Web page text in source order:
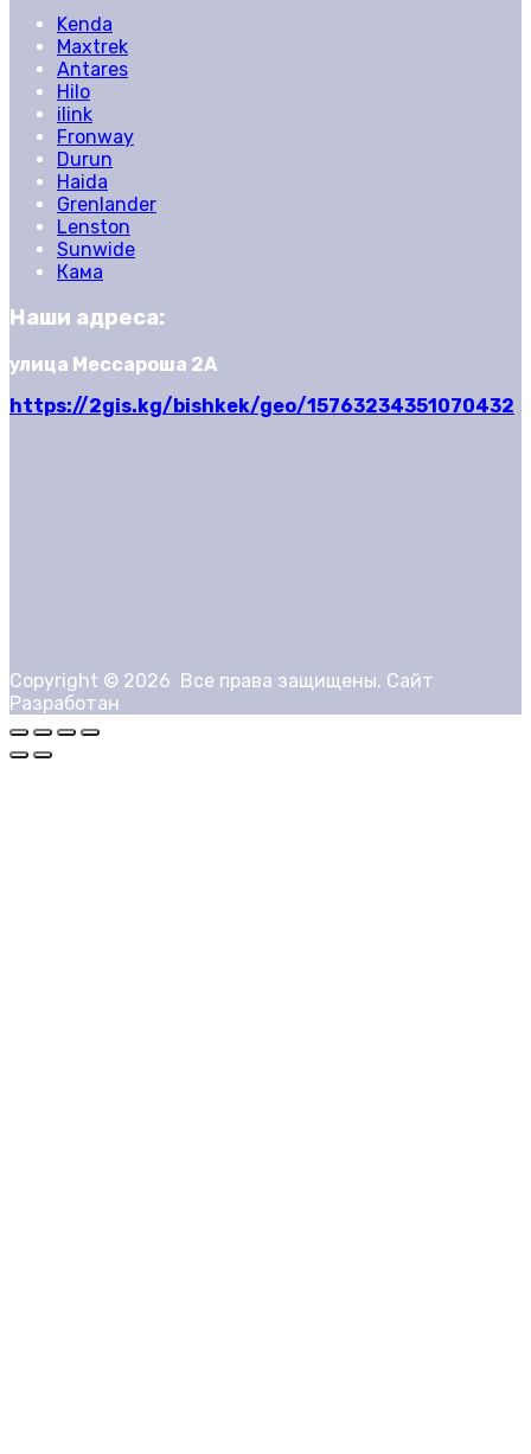
Kenda
Maxtrek
Antares
Hilo
ilink
Fronway
Durun
Haida
Grenlander
Lenston
Sunwide
Кама
Наши адреса:
улица Мессароша 2А
https://2gis.kg/bishkek/geo/15763234351070432
Copyright © 2026 Все права защищены. Сайт
Разработан